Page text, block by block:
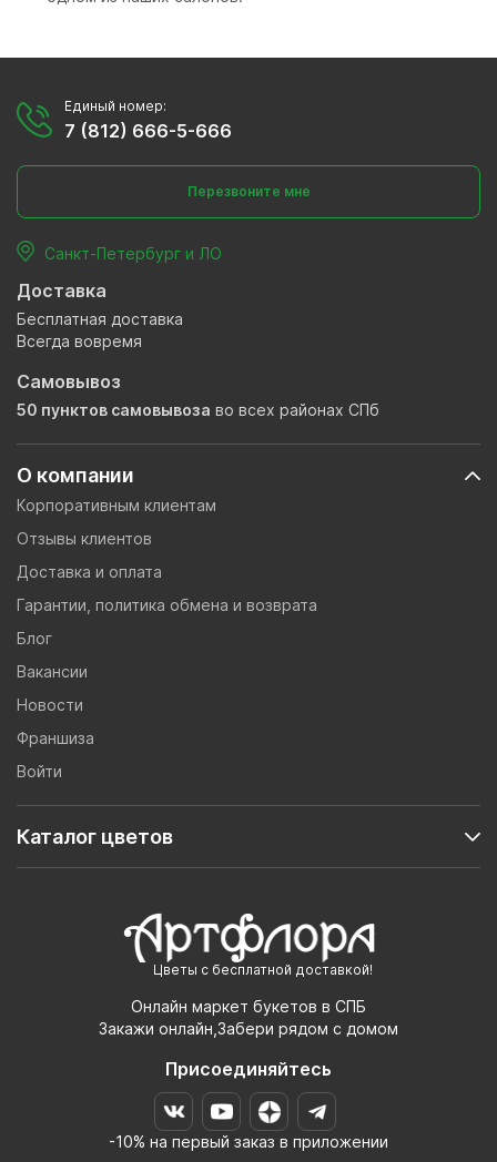
Цветы с бесплатной доставкой!
Онлайн маркет букетов в СПБ
Закажи онлайн,Забери рядом с домом
Присоединяйтесь
-10% на первый заказ в приложении
О компании
Корпоративным клиентам
Отзывы клиентов
Доставка и оплата
Гарантии, политика обмена и возврата
Блог
Вакансии
Новости
Франшиза
Войти
Каталог цветов
Единый номер:
7 (812) 666-5-666
Перезвоните мне
Санкт-Петербург и ЛО
Доставка
Бесплатная доставка
Всегда вовремя
Самовывоз
50 пунктов самовывоза во всех районах СПб